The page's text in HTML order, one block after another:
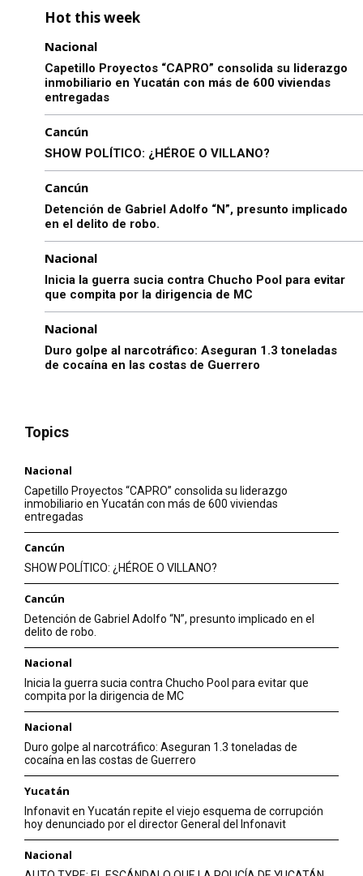
Hot this week
Nacional
Capetillo Proyectos “CAPRO” consolida su liderazgo
inmobiliario en Yucatán con más de 600 viviendas
entregadas
Cancún
SHOW POLÍTICO: ¿HÉROE O VILLANO?
Cancún
Detención de Gabriel Adolfo “N”, presunto implicado
en el delito de robo.
Nacional
Inicia la guerra sucia contra Chucho Pool para evitar
que compita por la dirigencia de MC
Nacional
Duro golpe al narcotráfico: Aseguran 1.3 toneladas
de cocaína en las costas de Guerrero
Topics
Nacional
Capetillo Proyectos “CAPRO” consolida su liderazgo
inmobiliario en Yucatán con más de 600 viviendas
entregadas
Cancún
SHOW POLÍTICO: ¿HÉROE O VILLANO?
Cancún
Detención de Gabriel Adolfo “N”, presunto implicado en el
delito de robo.
Nacional
Inicia la guerra sucia contra Chucho Pool para evitar que
compita por la dirigencia de MC
Nacional
Duro golpe al narcotráfico: Aseguran 1.3 toneladas de
cocaína en las costas de Guerrero
Yucatán
Infonavit en Yucatán repite el viejo esquema de corrupción
hoy denunciado por el director General del Infonavit
Nacional